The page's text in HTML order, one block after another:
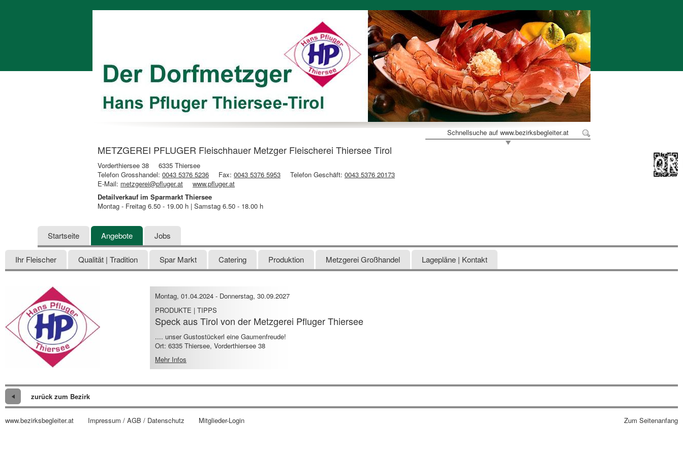
Schnellsuche auf www.bezirksbegleiter.at
METZGEREI PFLUGER Fleischhauer Metzger Fleischerei Thiersee Tirol
Vorderthiersee 38
6335 Thiersee
Telefon Grosshandel: 0043 5376 5236 Fax: 0043 5376 5953 Telefon Geschäft: 0043 5376 20173
E-Mail: metzgerei@pfluger.at
www.pfluger.at
Detailverkauf im Sparmarkt Thiersee
Montag - Freitag 6.50 - 19.00 h | Samstag 6.50 - 18.00 h
Startseite Angebote Jobs
Ihr Fleischer Qualität | Tradition Spar Markt Catering Produktion Metzgerei Großhandel Lagepläne | Kontakt
Montag, 01.04.2024 - Donnerstag, 30.09.2027
PRODUKTE | TIPPS
Speck aus Tirol von der Metzgerei Pfluger Thiersee
.... unser Gustostückerl eine Gaumenfreude!
Ort: 6335 Thiersee, Vorderthiersee 38
Mehr Infos
zurück zum Bezirk
www.bezirksbegleiter.at Impressum / AGB / Datenschutz Mitglieder-Login Zum Seitenanfang